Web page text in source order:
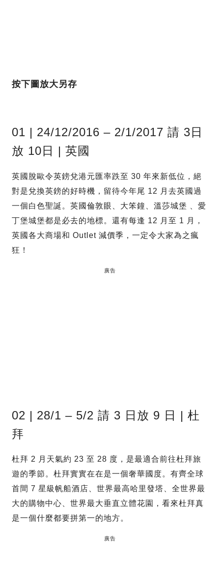
按下圖放大另存
01 | 24/12/2016 – 2/1/2017 請 3日
放 10日 | 英國
英國脫歐令英鎊兌港元匯率跌至 30 年來新低位，絕
對是兌換英鎊的好時機，留待今年尾 12 月去英國過
一個白色聖誕。英國倫敦眼、大笨鐘、溫莎城堡 、愛
丁堡城堡都是必去的地標。還有每逢 12 月至 1 月，
英國各大商場和 Outlet 減價季，一定令大家為之瘋
狂！
廣告
02 | 28/1 – 5/2 請 3 日放 9 日 | 杜
拜
杜拜 2 月天氣約 23 至 28 度，是最適合前往杜拜旅
遊的季節。杜拜實實在在是一個奢華國度。有齊全球
首間 7 星級帆船酒店、世界最高哈里發塔、全世界最
大的購物中心、世界最大垂直立體花園，看來杜拜真
是一個什麼都要拼第一的地方。
廣告